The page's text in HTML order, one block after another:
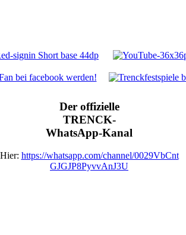
Der offizielle
TRENCK-
WhatsApp-Kanal
Hier: https://whatsapp.com/channel/0029VbCnt
GJGJP8PyvvAnJ3U